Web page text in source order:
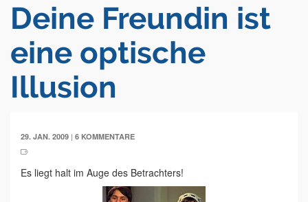
Deine Freundin ist
eine optische
Illusion
29. JAN. 2009 | 6 KOMMENTARE
Es liegt halt im Auge des Betrachters!